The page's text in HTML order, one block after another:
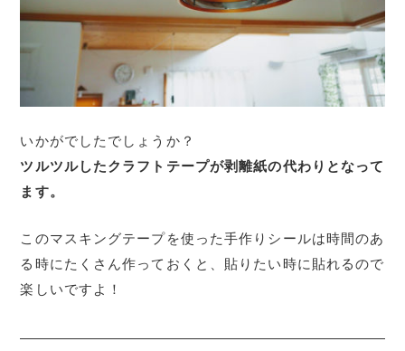
いかがでしたでしょうか？
ツルツルしたクラフトテープが剥離紙の代わりとなって
ます。
このマスキングテープを使った手作りシールは時間のあ
る時にたくさん作っておくと、貼りたい時に貼れるので
楽しいですよ！